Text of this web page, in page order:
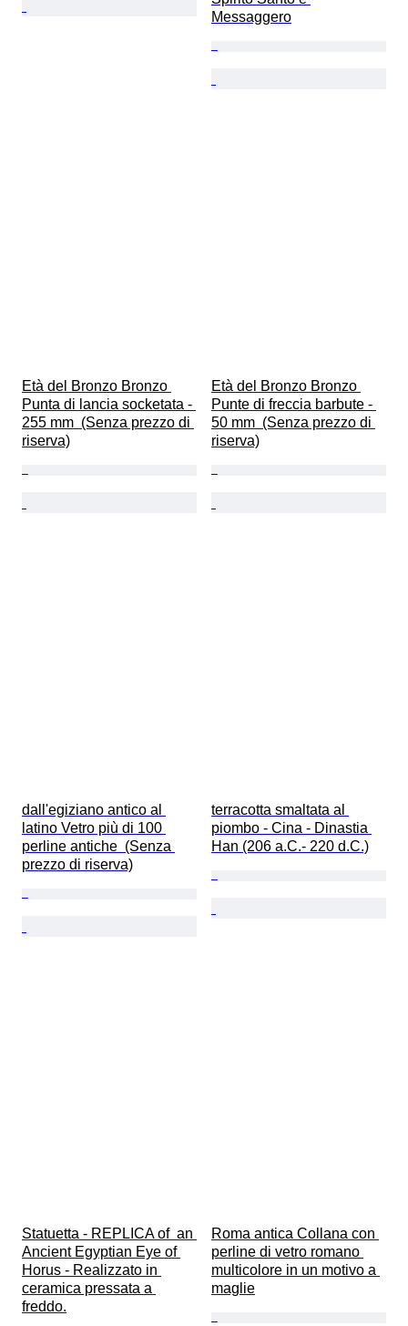
Messaggero
Età del Bronzo Bronzo
Punta di lancia socketata -
255 mm  (Senza prezzo di
riserva)
Età del Bronzo Bronzo
Punte di freccia barbute -
50 mm  (Senza prezzo di
riserva)
dall'egiziano antico al
latino Vetro più di 100
perline antiche  (Senza
prezzo di riserva)
terracotta smaltata al
piombo - Cina - Dinastia
Han (206 a.C.- 220 d.C.)
Statuetta - REPLICA of  an
Ancient Egyptian Eye of
Horus - Realizzato in
ceramica pressata a
freddo.
Roma antica Collana con
perline di vetro romano
multicolore in un motivo a
maglie